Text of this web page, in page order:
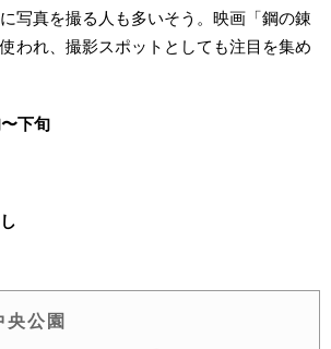
写真を撮る人も多いそう。映画「鋼の錬
われ、撮影スポットとしても注目を集め
下旬
央公園